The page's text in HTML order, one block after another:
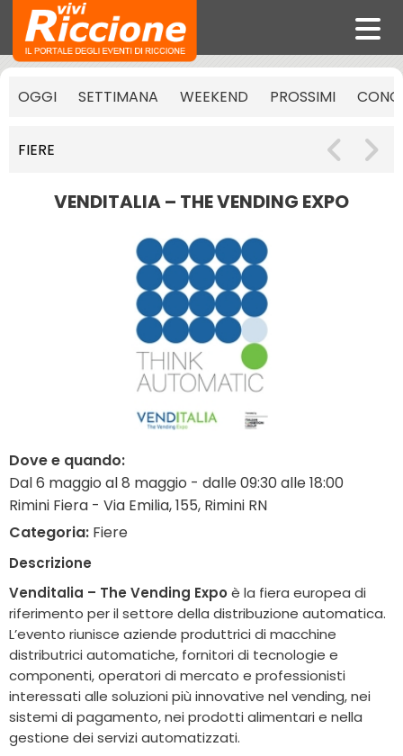
OGGI SETTIMANA WEEKEND PROSSIMI
FIERE
VENDITALIA – THE VENDING EXPO
Dove e quando:
Dal 6 maggio al 8 maggio - dalle 09:30 alle 18:00
Rimini Fiera - Via Emilia, 155, Rimini RN
Categoria: Fiere
Descrizione
Venditalia – The Vending Expo è la fiera europea di
riferimento per il settore della distribuzione automatica.
L’evento riunisce aziende produttrici di macchine
distributrici automatiche, fornitori di tecnologie e
componenti, operatori di mercato e professionisti
interessati alle soluzioni più innovative nel vending, nei
sistemi di pagamento, nei prodotti alimentari e nella
gestione dei servizi automatizzati.